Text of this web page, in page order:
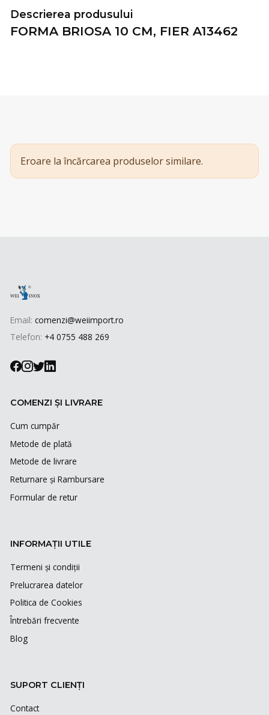
Descrierea produsului
FORMA BRIOSA 10 CM, FIER A13462
Eroare la încărcarea produselor similare.
Email: comenzi@weiimport.ro
Telefon: +4 0755 488 269
COMENZI ȘI LIVRARE
Cum cumpăr
Metode de plată
Metode de livrare
Returnare și Rambursare
Formular de retur
INFORMAȚII UTILE
Termeni și condiții
Prelucrarea datelor
Politica de Cookies
Întrebări frecvente
Blog
SUPORT CLIENȚI
Contact